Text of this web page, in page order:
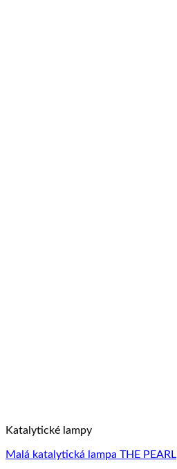
Katalytické lampy
Malá katalytická lampa THE PEARL